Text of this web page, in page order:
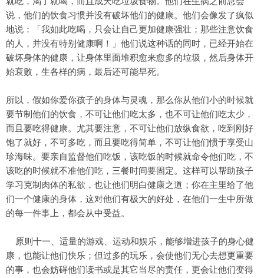
说，他们的饮食习惯并没有破坏他们的健康。他们会像发了疯似
地说：「我如此吃喝，只会让自己更加健康强壮；那些注意饮食
的人，并没有特别健康啊！」他们说这种话的同时，已经开始在
破坏身体的健康，让身体里面堆积愈来愈多的垃圾，然后身体开
始衰败，生各样的病，最后还可能早死。
所以，假如你爱你孩子的身体与灵魂，那么你从他们小的时候就
要节制他们的饮食，不可让他们吃太多，也不可让他们吃太少，
而且要吃得健康。尤其要注意，不可让他们放纵食欲，吃到刚好
饱了就好，不可多吃，而且要吃得简单，不可让他们惯于享受山
珍海味。要亲自监督他们吃饭，该吃饭的时候就命令他们吃，不
该吃的时候就不准他们吃，三餐时间要固定。这样可以帮助孩子
学习克制肉体的私欲，也让他们明白健康之道；你在主里给了他
们一个健康的身体，这对他们有极大的好处，在他们一生中所做
的每一件事上，都会从中受益。
原则十一、适量的游戏、运动和娱乐，能够增进孩子的身心健
康，也能让他们快乐；但过多的玩乐，会使他们无心去想更重要
的事，也会妨碍他们读书或是其它当尽的责任，更会让他们变得